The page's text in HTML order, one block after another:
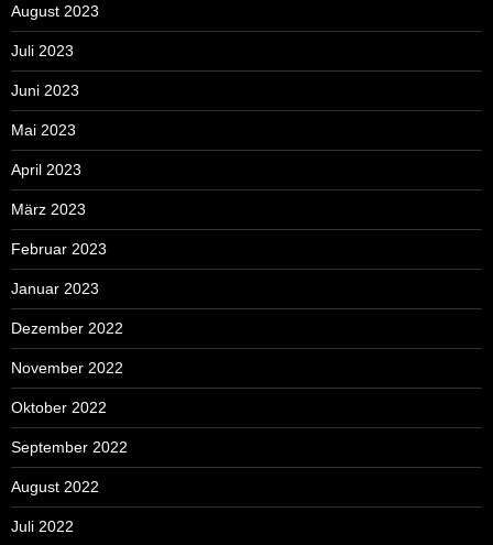
August 2023
Juli 2023
Juni 2023
Mai 2023
April 2023
März 2023
Februar 2023
Januar 2023
Dezember 2022
November 2022
Oktober 2022
September 2022
August 2022
Juli 2022